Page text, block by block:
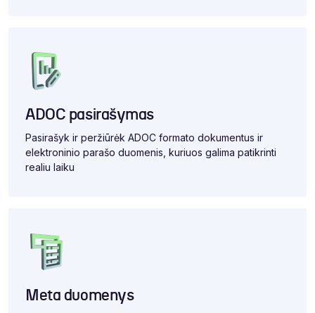
ADOC pasirašymas
Pasirašyk ir peržiūrėk ADOC formato dokumentus ir
elektroninio parašo duomenis, kuriuos galima patikrinti
realiu laiku
Meta duomenys